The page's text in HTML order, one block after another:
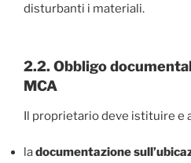
disturbanti i materiali.
2.2. Obbligo
MCA
Il proprietario deve istituire e
ladocumentazione